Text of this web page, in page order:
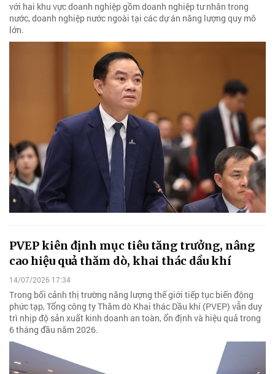
với hai khu vực doanh nghiệp gồm doanh nghiệp tư nhân trong
nước, doanh nghiệp nước ngoài tại các dự án năng lượng quy mô
lớn.
PVEP kiên định mục tiêu tăng trưởng, nâng
cao hiệu quả thăm dò, khai thác dầu khí
14/07/2026 17:34
Trong bối cảnh thị trường năng lượng thế giới tiếp tục biến động
phức tạp, Tổng công ty Thăm dò Khai thác Dầu khí (PVEP) vẫn duy
trì nhịp độ sản xuất kinh doanh an toàn, ổn định và hiệu quả trong
6 tháng đầu năm 2026.